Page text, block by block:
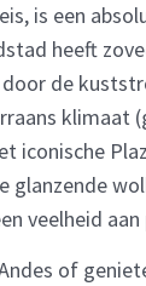
is een
heeft
de
klimaat
iconische
veelheid
of